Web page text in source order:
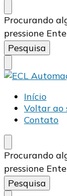
ECL Automação
Calculating
Procurando
pressione
ECL Automação
Calculating
Início
Voltar ao
Contato
Procurando
pressione